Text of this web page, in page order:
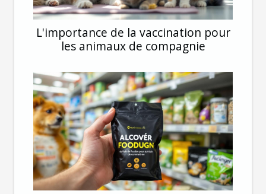
L'importance de la vaccination pour
les animaux de compagnie